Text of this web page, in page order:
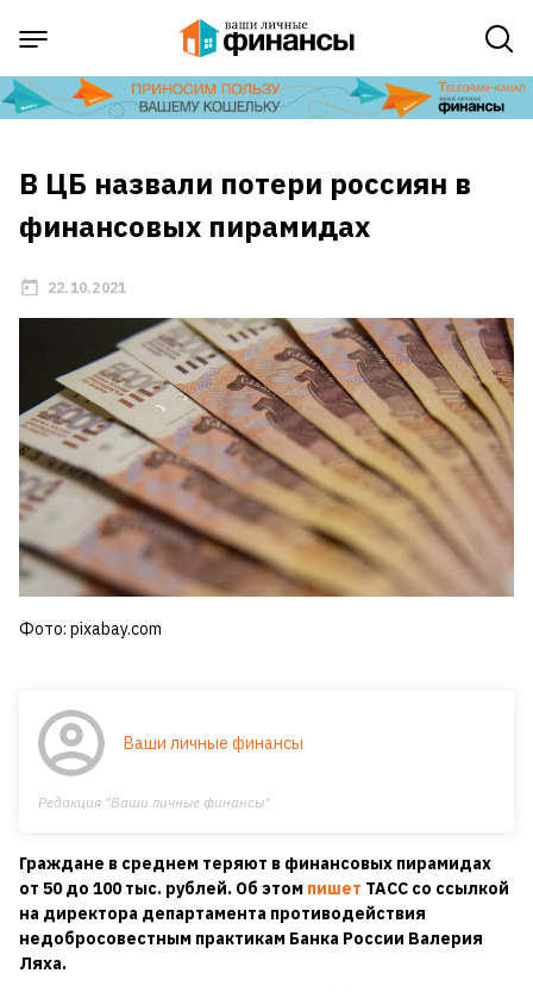
В ЦБ назвали потери россиян в
финансовых пирамидах
22.10.2021
Фото: pixabay.com
Ваши личные финансы
Редакция "Ваши личные финансы"
Граждане в среднем теряют в финансовых пирамидах
от 50 до 100 тыс. рублей. Об этом пишет ТАСС со ссылкой
на директора департамента противодействия
недобросовестным практикам Банка России Валерия
Ляха.